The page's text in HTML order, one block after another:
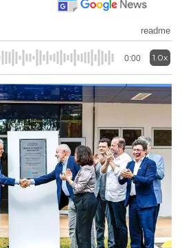
readme
0:00 1.0x